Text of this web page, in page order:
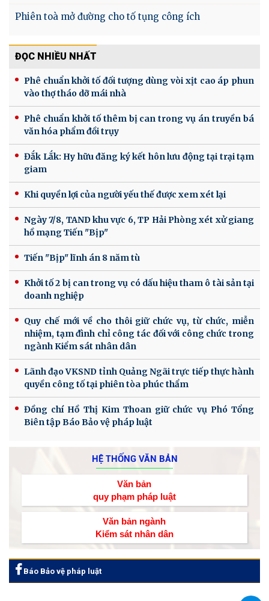
Phiên toà mở đường cho tố tụng công ích
ĐỌC NHIỀU NHẤT
Phê chuẩn khởi tố đối tượng dùng vòi xịt cao áp phun
vào thợ tháo dỡ mái nhà
Phê chuẩn khởi tố thêm bị can trong vụ án truyền bá
văn hóa phẩm đồi trụy
Đắk Lắk: Hy hữu đăng ký kết hôn lưu động tại trại tạm
giam
Khi quyền lợi của người yếu thế được xem xét lại
Ngày 7/8, TAND khu vực 6, TP Hải Phòng xét xử giang
hồ mạng Tiến "Bịp"
Tiến "Bịp" lĩnh án 8 năm tù
Khởi tố 2 bị can trong vụ có dấu hiệu tham ô tài sản tại
doanh nghiệp
Quy chế mới về cho thôi giữ chức vụ, từ chức, miễn
nhiệm, tạm đình chỉ công tác đối với công chức trong
ngành Kiểm sát nhân dân
Lãnh đạo VKSND tỉnh Quảng Ngãi trực tiếp thực hành
quyền công tố tại phiên tòa phúc thẩm
Đồng chí Hồ Thị Kim Thoan giữ chức vụ Phó Tổng
Biên tập Báo Bảo vệ pháp luật
HỆ THỐNG VĂN BẢN
Văn bản
quy phạm pháp luật
Văn bản ngành
Kiểm sát nhân dân
Báo Bảo vệ pháp luật